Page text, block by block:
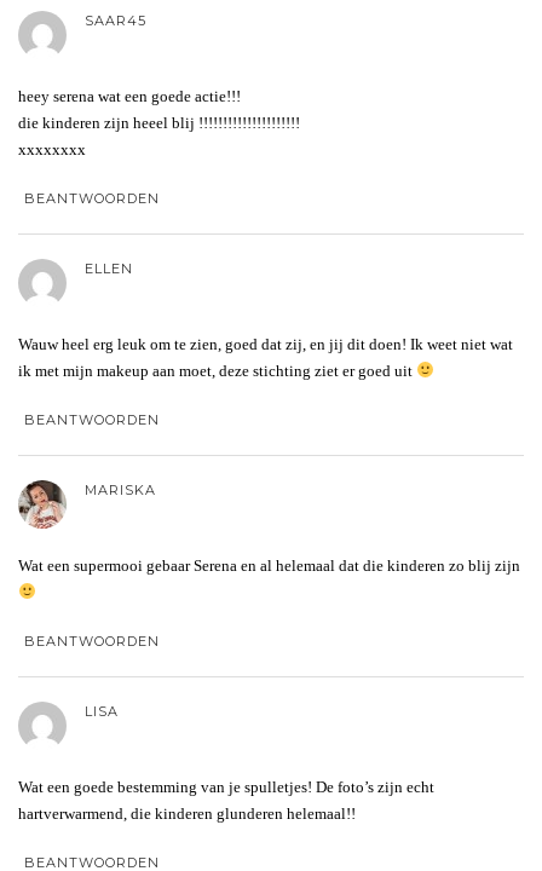
SAAR45
heey serena wat een goede actie!!!
die kinderen zijn heeel blij !!!!!!!!!!!!!!!!!!!!!
xxxxxxxx
BEANTWOORDEN
ELLEN
Wauw heel erg leuk om te zien, goed dat zij, en jij dit doen! Ik weet niet wat
ik met mijn makeup aan moet, deze stichting ziet er goed uit
BEANTWOORDEN
MARISKA
Wat een supermooi gebaar Serena en al helemaal dat die kinderen zo blij zijn
BEANTWOORDEN
LISA
Wat een goede bestemming van je spulletjes! De foto’s zijn echt
hartverwarmend, die kinderen glunderen helemaal!!
BEANTWOORDEN